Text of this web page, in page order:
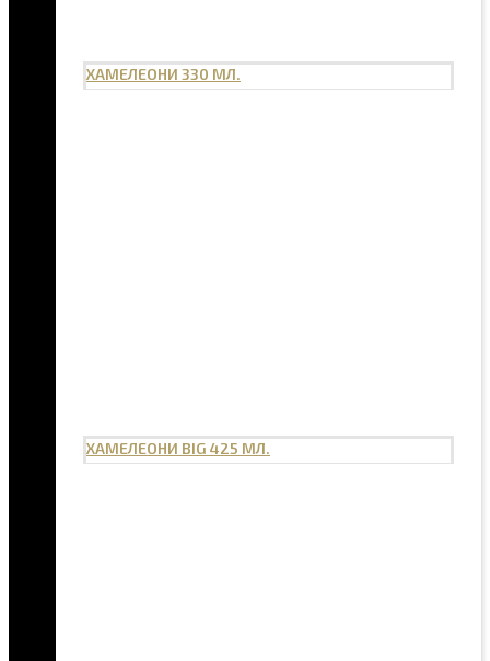
ХАМЕЛЕОНИ 330 МЛ.
ХАМЕЛЕОНИ BIG 425 МЛ.